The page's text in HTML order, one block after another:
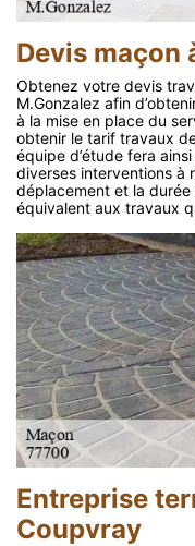
Devis maçon
Obtenez votre devis
M.Gonzalez afin
à la mise en place du
obtenir le tarif travaux
équipe d’étude fera
diverses interventions à
déplacement et la
équivalent aux travaux
Entreprise
Coupvray